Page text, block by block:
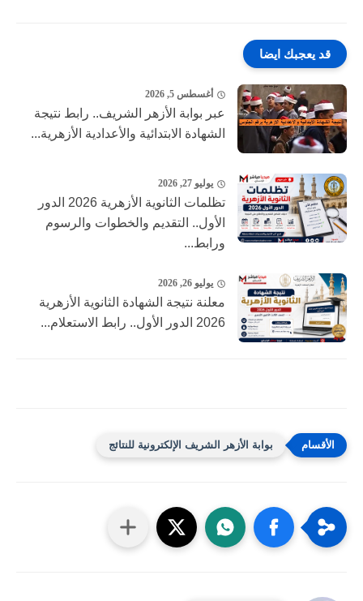
قد يعجبك ايضا
أغسطس 5, 2026
عبر بوابة الأزهر الشريف.. رابط نتيجة
الشهادة الابتدائية والأعدادية الأزهرية...
يوليو 27, 2026
تظلمات الثانوية الأزهرية 2026 الدور
الأول.. التقديم والخطوات والرسوم
ورابط...
يوليو 26, 2026
معلنة نتيجة الشهادة الثانوية الأزهرية
2026 الدور الأول.. رابط الاستعلام...
بوابة الأزهر الشريف الإلكترونية للنتائج